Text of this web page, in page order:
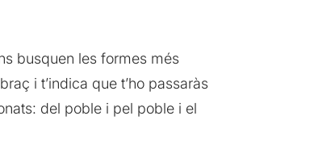
busquen les formes més
i t’indica que t’ho passaràs
del poble i pel poble i el